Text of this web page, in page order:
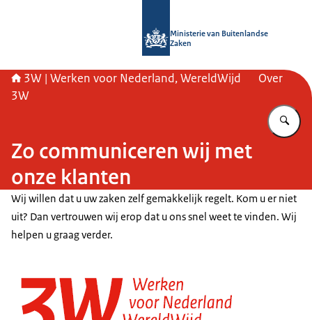
Ministerie van Buitenlandse
Zaken
3W | Werken voor Nederland, WereldWijd
Over
3W
Zo communiceren wij met
onze klanten
Wij willen dat u uw zaken zelf gemakkelijk regelt. Kom u er niet
uit? Dan vertrouwen wij erop dat u ons snel weet te vinden. Wij
helpen u graag verder.